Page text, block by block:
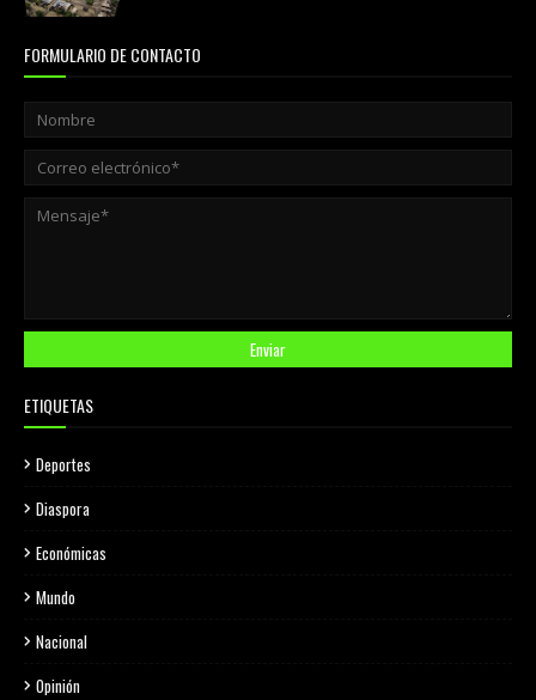
FORMULARIO DE CONTACTO
ETIQUETAS
Deportes
Diaspora
Económicas
Mundo
Nacional
Opinión